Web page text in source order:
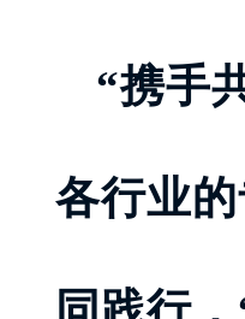
“携手
各行业